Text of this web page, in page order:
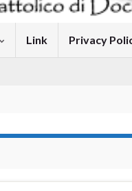
Link Privacy